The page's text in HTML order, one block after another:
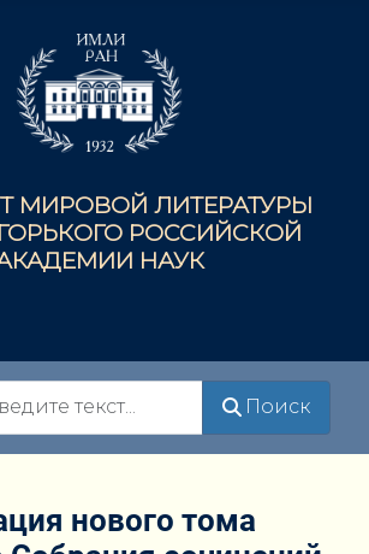
МИРОВОЙ ЛИТЕРАТУРЫ
РОССИЙСКОЙ
НАУК
Поиск
нового тома